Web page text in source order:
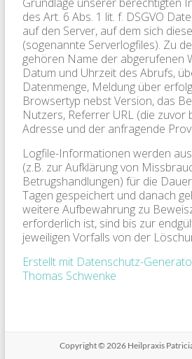
des Art. 6 Abs. 1 lit. f. DSGVO
auf den Server, auf dem sich
(sogenannte Serverlogfiles). Zu
gehören Name der abgerufenen
Datum und Uhrzeit des Abrufs,
Datenmenge, Meldung über
Browsertyp nebst Version, das
Nutzers, Referrer URL (die zuvor
Adresse und der anfragende
Logfile-Informationen werden
(z.B. zur Aufklärung von
Betrugshandlungen) für die
Tagen gespeichert und danach
weitere Aufbewahrung zu
erforderlich ist, sind bis zur
jeweiligen Vorfalls von der
Erstellt mit Datenschutz-
Thomas Schwenke
Copyright © 2026 Heilpraxis